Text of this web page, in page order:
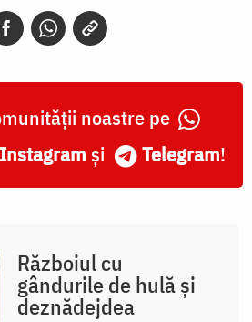
noastre pe
Instagram și Telegram!
Războiul cu
gândurile de hulă și
deznădejdea